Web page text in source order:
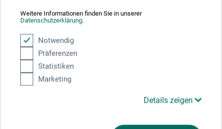
Weitere Informationen finden Sie in unserer
Datenschutzerklärung.
Notwendig
Präferenzen
Statistiken
Marketing
Details zeigen